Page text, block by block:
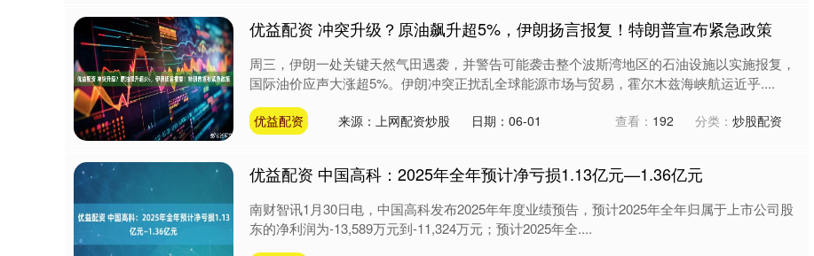
优益配资 冲突升级？原油飙升超5%，伊朗扬言报复！特朗普宣布紧急政策
周三，伊朗一处关键天然气田遇袭，并警告可能袭击整个波斯湾地区的石油设施以实施报复，
国际油价应声大涨超5%。伊朗冲突正扰乱全球能源市场与贸易，霍尔木兹海峡航运近乎....
优益配资 来源：上网配资炒股 日期：06-01 查看： 192 分类： 炒股配资
优益配资 中国高科：2025年全年预计净亏损1.13亿元—1.36亿元
南财智讯1月30日电，中国高科发布2025年年度业绩预告，预计2025年全年归属于上市公司股
东的净利润为-13,589万元到-11,324万元；预计2025年全....